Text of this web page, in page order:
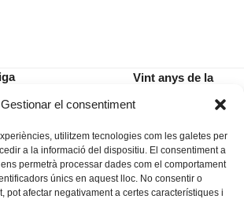
Gestionar el consentiment
utilitzem tecnologies com les galetes per
a la informació del dispositiu. El consentiment a
permetrà processar dades com el comportament
únics en aquest lloc. No consentir o
pot afectar negativament a certes característiques i
next
Vint anys de la
comercial de l’Estació